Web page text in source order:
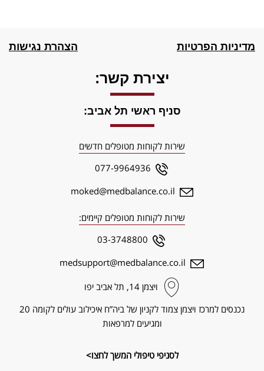
מדיניות הפרטיות הצהרת נגישות
יצירת קשר:
סניף ראשי תל אביב:
שירות לקוחות מטופלים חדשים
077-9964936
moked@medbalance.co.il
שירות לקוחות מטופלים קיימים:
03-3748800
medsupport@medbalance.co.il
ויצמן‬ 14, תל אביב יפו
נכנסים למרכז ויצמן צמוד לקניון של ביה”ח איכילוב עולים לקומה 20
ומגיעים למרפאות
לסניפי טיפולי המשך לחצו>